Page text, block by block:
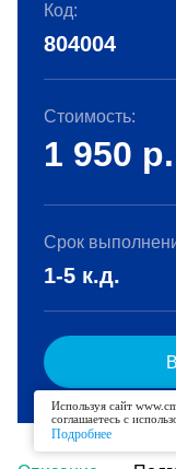
Код:
804004
Стоимость:
1 950 р.
Срок
1-5 к.д.
Используя сайт
соглашаетесь с
Подробнее